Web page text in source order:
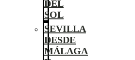
DEL
SOL
SEVILLA
DESDE
MÁLAGA